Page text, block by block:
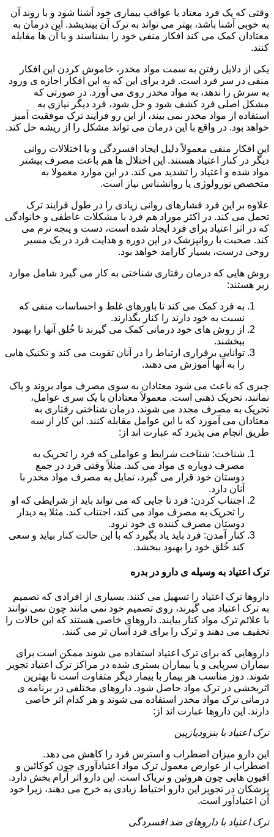
وقتی که یک فرد معتاد با عواقب بیماری خود آشنا شود و با روند آن
به خوبی آشنا باشد، بهتر می تواند به ترک آن بیندیشد. این درمان به
معتادان کمک می کند افکار منفی خود را بشناسند و با آن ها مقابله
کنند.
یکی از دلایل رفتن به سمت مواد مخدر، خاموش کردن این افکار
منفی در سر فرد است. فرد برای این که به این افکار اجازه ی ورود
به سرش را ندهد، به مواد مخدر روی می آورد. در صورتی که
مشکل اصلی فرد کشف شود و حل شود، فرد دیگر نیازی به
استفاده از مواد مخدر نمی بیند، از این رو فرایند ترک موفقیت آمیز
خواهد بود. در واقع با این درمان می تواند مشکل را از ریشه حل کند.
این افکار منفی معمولاً دلیل ایجاد افسردگی و یا اختلالات روانی
دیگر در کنار اعتیاد هستند. این اختلال ها هم باعث مصرف بیشتر
مواد شده و اعتیاد را تشدید می کند. در این موارد معمولا به
متخصص نورولوژی یا روانشناس نیاز است.
علاوه بر این فرد فشارهای روانی زیادی را در طول فرایند ترک
تحمل می کند. در اکثر موراد هم فرد با مشکلات عاطفی و خانوادگی
که در اثر اعتیاد برای فرد ایجاد شده است، دست و پنجه نرم می
کند. صحبت با روانپزشک در این دوره و هدایت فرد در یک مسیر
روحی درست، بسیار کارامد خواهد بود.
روش هایی که درمان رفتاری شناختی به کار می گیرد شامل موارد
زیر هستند:
به فرد کمک می کند تا باورهای غلط و احساسات منفی که
نسبت به خود دارند را کنار بگذارند.
از روش های خود درمانی کمک می گیرند تا خُلق آنها را بهبود
ببخشند.
توانایی برقراری ارتباط را در آنان تقویت می کند و تکنیک هایی
را به آنها آموزش می دهند.
چیزی که باعث می شود معتادان به سوی مصرف مواد بروند و پاک
نمانند، تحریک ذهنی است. معمولاً معتادان با یک سری عوامل،
تحریک به مصرف مجدد می شوند. درمان شناختی رفتاری به
معتادان می آموزد که با این عوامل مقابله کنند. این کار از سه
طریق انجام می پذیرد که عبارت اند از:
شناخت: شناخت شرایط و عواملی که فرد را تحریک به
مصرف دوباره ی مواد می کند. مثلاً وقتی فرد در جمع
دوستان خود قرار می گیرد، تمایل به مصرف مواد مخدر با
آنان دارد.
اجتناب کردن: فرد تا جایی که می تواند باید از شرایطی که او
را تحریک به مصرف مواد می کند، اجتناب کند. مثلا به دیدار
دوستان مصرف کننده ی خود نرود.
کنار آمدن: فرد باید یاد بگیرد که با این حالت کنار بیاید و سعی
کند خُلق خود را بهبود ببخشد.
ترک اعتیاد به وسیله ی دارو در بدره
داروها ترک اعتیاد را تسهیل می کنند. بسیاری از افرادی که تصمیم
به ترک اعتیاد می گیرند، روی تصمیم خود نمی مانند چون نمی توانند
با علائم ترک مواد کنار بیایند. داروهای خاصی هستند که این حالات را
تخفیف می دهند و ترک را برای فرد آسان تر می کنند.
داروهایی که برای ترک اعتیاد استفاده می شوند ممکن است برای
بیماران سرپایی و یا بیماران بستری شده در مراکز ترک اعتیاد تجویز
شوند. دوز مناسب هر بیمار با بیمار دیگر متفاوت است تا بهترین
اثربخشی در ترک مواد حاصل شود. داروهای مختلفی در برنامه ی
درمانی ترک مواد مخدر استفاده می شوند و هر کدام اثر خاصی
دارند. این داروها عبارت اند از:
ترک اعتیاد با بنزودیازپین
این دارو میزان اضطراب و استرس فرد را کاهش می دهد.
اضطراب از عوارض معمول ترک مواد اعتیادآوری چون کوکائین و
افیون هایی چون هروئین و تریاک است. این دارو اثر آرام بخش دارد.
پزشکان در تجویز این دارو احتیاط زیادی به خرج می دهند، زیرا خود
آن اعتیادآور است.
ترک اعتیاد با داروهای ضد افسردگی